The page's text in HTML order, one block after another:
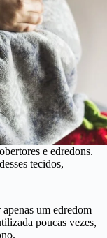
e edredons.
tecidos,
um edredom
poucas vezes,